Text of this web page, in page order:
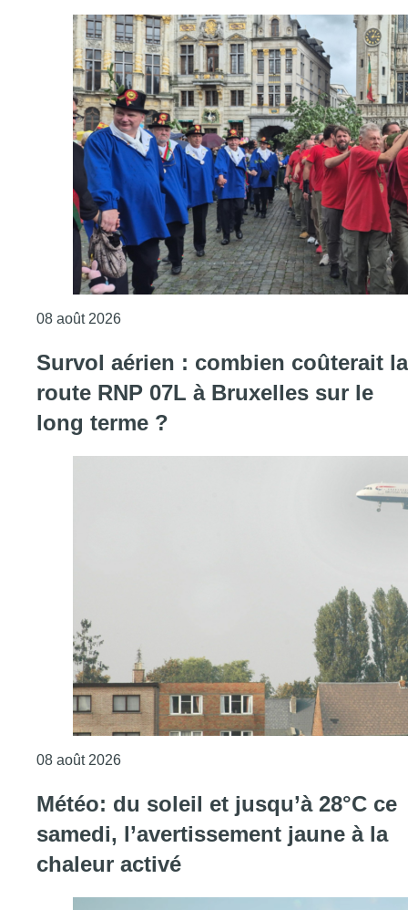
08 août 2026Consulter l'article "718e plantation du
Survol aérien : combien coûterait la
route RNP 07L à Bruxelles sur le
long terme ?
08 août 2026Consulter l'article "Survol aérien : combien
Météo: du soleil et jusqu’à 28°C ce
samedi, l’avertissement jaune à la
chaleur activé